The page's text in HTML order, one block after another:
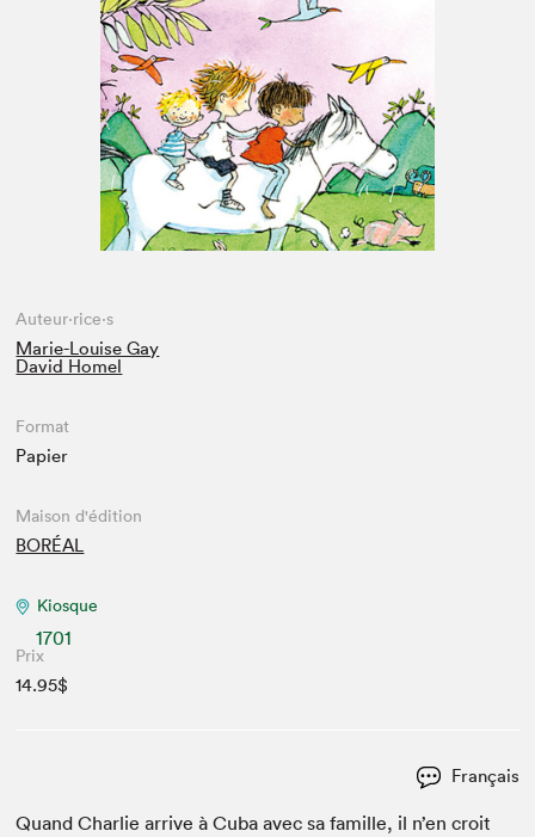
Espace médias
Auteur·rice·s
Marie-Louise Gay
David Homel
Format
Papier
Maison d'édition
BORÉAL
Kiosque
1701
Prix
14.95$
Français
Quand Char­lie arrive à Cuba avec sa famille, il n’en croit